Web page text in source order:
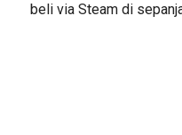
beli via Steam di